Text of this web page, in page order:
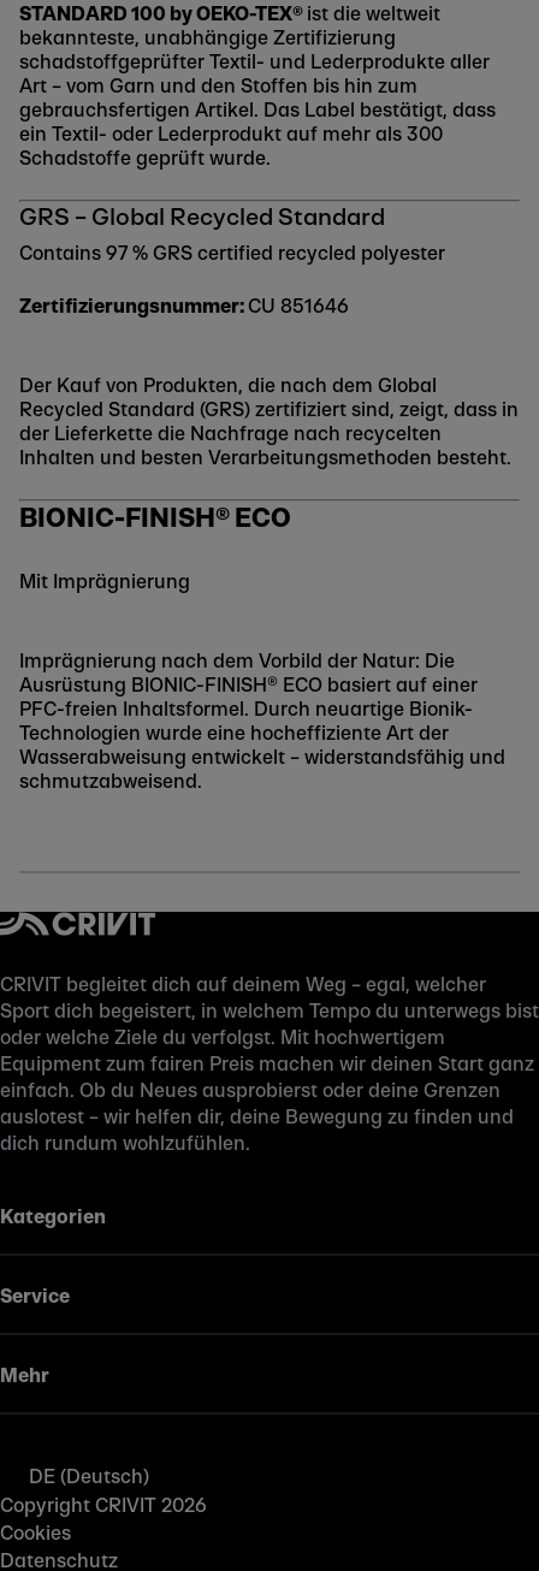
STANDARD 100 by OEKO-TEX® ist die weltweit
bekannteste, unabhängige Zertifizierung
schadstoffgeprüfter Textil- und Lederprodukte aller
Art – vom Garn und den Stoffen bis hin zum
gebrauchsfertigen Artikel. Das Label bestätigt, dass
ein Textil- oder Lederprodukt auf mehr als 300
Schadstoffe geprüft wurde.
GRS – Global Recycled Standard
Contains 97 % GRS certified recycled polyester
Zertifizierungsnummer:CU 851646
Der Kauf von Produkten, die nach dem Global
Recycled Standard (GRS) zertifiziert sind, zeigt, dass in
der Lieferkette die Nachfrage nach recycelten
Inhalten und besten Verarbeitungsmethoden besteht.
BIONIC-FINISH® ECO
Mit Imprägnierung
Imprägnierung nach dem Vorbild der Natur: Die
Ausrüstung BIONIC-FINISH® ECO basiert auf einer
PFC-freien Inhaltsformel. Durch neuartige Bionik-
Technologien wurde eine hocheffiziente Art der
Wasserabweisung entwickelt – widerstandsfähig und
schmutzabweisend.
CRIVIT begleitet dich auf deinem Weg – egal, welcher
Sport dich begeistert, in welchem Tempo du unterwegs bist
oder welche Ziele du verfolgst. Mit hochwertigem
Equipment zum fairen Preis machen wir deinen Start ganz
einfach. Ob du Neues ausprobierst oder deine Grenzen
auslotest – wir helfen dir, deine Bewegung zu finden und
dich rundum wohlzufühlen.
Kategorien
Service
Mehr
DE (Deutsch)
Copyright CRIVIT 2026
Cookies
Datenschutz